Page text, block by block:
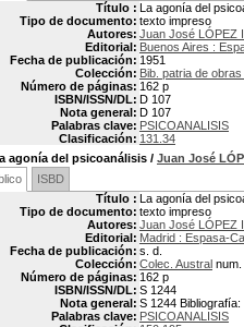
Título : La agonía del
Tipo de documento: texto impreso
Autores: Juan José LÓPEZ
Editorial: Buenos Aires :
Fecha de publicación: 1951
Colección: Bib. patria de
Número de páginas: 162 p
ISBN/ISSN/DL: D 107
Nota general: D 107
Palabras clave: PSICOANALISIS
Clasificación: 131.34
agonía del psicoanálisis / Juan José
ISBD
Título : La agonía del
Tipo de documento: texto impreso
Autores: Juan José LÓPEZ
Editorial: Madrid : Espasa-
Fecha de publicación: s. d.
Colección: Colec. Austral num.
Número de páginas: 162 p
ISBN/ISSN/DL: S 1244
Nota general: S 1244
Palabras clave: PSICOANALISIS